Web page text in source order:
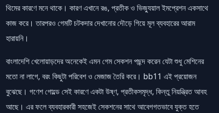
থিমের কারণে মনে থাকে। কারণ এখানে রঙ, প্রতীক ও ভিজ্যুয়াল ইমপ্রেশন একসাথে
কাজ করে। তারপরও গেমটি চটকদার দেখানোর দৌড়ে গিয়ে মূল ব্যবহারের আরাম
হারায়নি।
বাংলাদেশি খেলোয়াড়দের অনেকেই এমন গেম সেকশন পছন্দ করেন যেটা শুধু মেশিনের
মতো না লাগে, বরং কিছুটা পরিবেশ ও মেজাজ তৈরি করে। bb11 এই প্রয়োজন
বুঝেছে। গণেশ গোল্ডে সেই কারণে একটা উষ্ণ, প্রতীকসমৃদ্ধ, কিন্তু নিয়ন্ত্রিত আবহ
আছে। এর ফলে ব্যবহারকারী সহজেই সেকশনের সাথে আবেগগতভাবে যুক্ত হতে